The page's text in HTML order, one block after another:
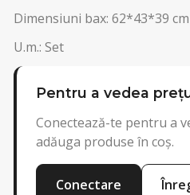
Dimensiuni bax: 62*43*39 cm
U.m.: Set
Pentru a vedea
Conectează-te pentru a
adăuga produse în coș.
Conectare